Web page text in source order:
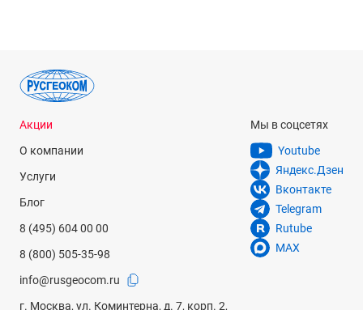
Акции
О компании
Услуги
Блог
8 (495) 604 00 00
8 (800) 505-35-98
info@rusgeocom.ru
г. Москва, ул. Коминтерна, д. 7, корп. 2,
Мы в соцсетях
Youtube
Яндекс.Дзен
Вконтакте
Telegram
Rutube
MAX